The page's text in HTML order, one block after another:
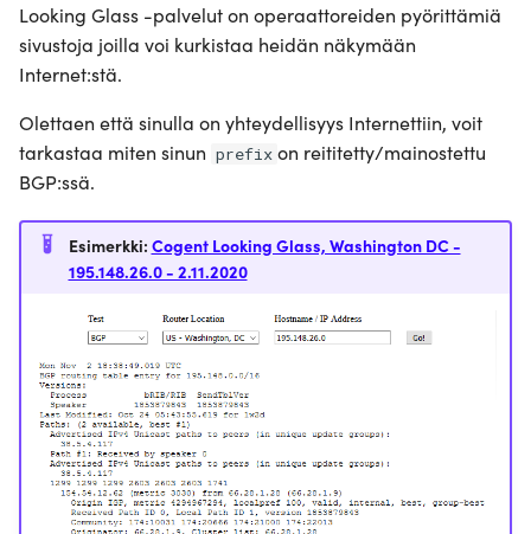
Looking Glass -palvelut on operaattoreiden pyörittämiä
sivustoja joilla voi kurkistaa heidän näkymään
Internet:stä.
Olettaen että sinulla on yhteydellisyys Internettiin, voit
tarkastaa miten sinun prefix on reititetty/mainostettu
BGP:ssä.
Esimerkki: Cogent Looking Glass, Washington DC -
195.148.26.0 - 2.11.2020